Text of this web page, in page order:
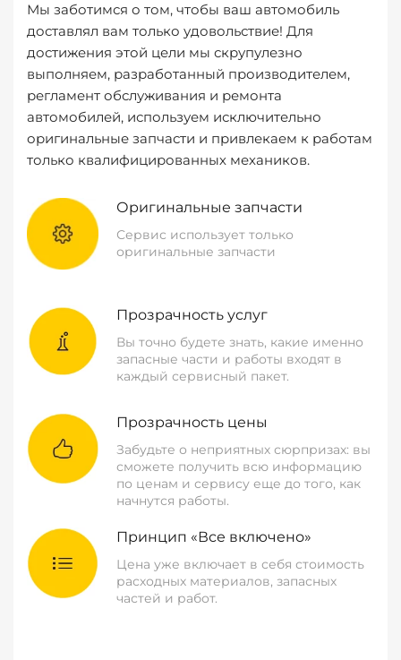
Мы заботимся о том, чтобы ваш автомобиль
доставлял вам только удовольствие! Для
достижения этой цели мы скрупулезно
выполняем, разработанный производителем,
регламент обслуживания и ремонта
автомобилей, используем исключительно
оригинальные запчасти и привлекаем к работам
только квалифицированных механиков.
Оригинальные запчасти
Сервис использует только
оригинальные запчасти
Прозрачность услуг
Вы точно будете знать, какие именно
запасные части и работы входят в
каждый сервисный пакет.
Прозрачность цены
Забудьте о неприятных сюрпризах: вы
сможете получить всю информацию
по ценам и сервису еще до того, как
начнутся работы.
Принцип «Все включено»
Цена уже включает в себя стоимость
расходных материалов, запасных
частей и работ.